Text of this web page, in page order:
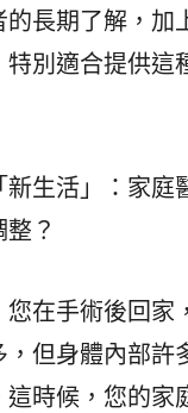
的長期了解，加
特別適合提供這
新生活」：家庭
？
您在手術後回家
，但身體內部許
這時候，您的家